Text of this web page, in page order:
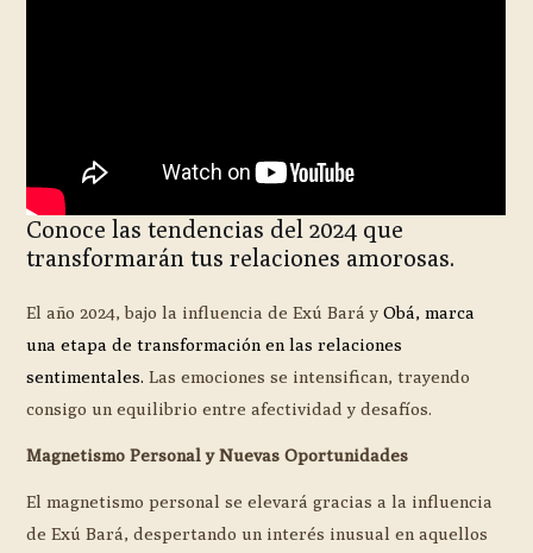
Conoce las tendencias del 2024 que
transformarán tus relaciones amorosas.
El año 2024, bajo la influencia de Exú Bará yObá, marca
una etapa de transformación en las relaciones
sentimentales.Las emociones se intensifican, trayendo
consigo un equilibrio entre afectividad y desafíos.
Magnetismo Personal y Nuevas Oportunidades
El magnetismo personal se elevará gracias a la influencia
de Exú Bará, despertando un interés inusual en aquellos